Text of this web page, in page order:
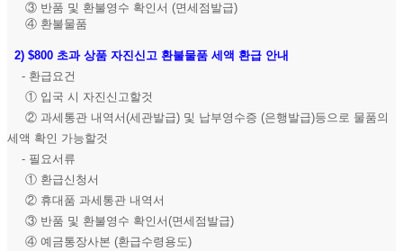
③ 반품 및 환불영수 확인서 (면세점발급)
④ 환불물품
2) $800 초과 상품 자진신고 환불물품 세액 환급 안내
- 환급요건
① 입국 시 자진신고할것
② 과세통관 내역서(세관발급) 및 납부영수증 (은행발급)등으로 물품의
세액 확인 가능할것
- 필요서류
① 환급신청서
② 휴대품 과세통관 내역서
③ 반품 및 환불영수 확인서(면세점발급)
④ 예금통장사본 (환급수령용도)